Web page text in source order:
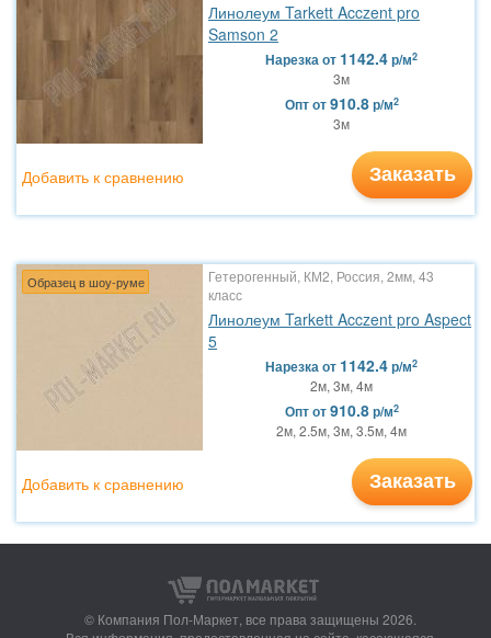
Линолеум Tarkett Acczent pro
Samson 2
Нарезкаот 1142.4р/м2
3м
Оптот910.8р/м2
3м
Заказать
Добавить к сравнению
Образец в шоу-руме
Гетерогенный, КМ2, Россия, 2мм, 43
класс
Линолеум Tarkett Acczent pro Aspect
5
Нарезкаот 1142.4р/м2
2м, 3м, 4м
Оптот910.8р/м2
2м, 2.5м, 3м, 3.5м, 4м
Заказать
Добавить к сравнению
© Компания Пол-Маркет, все права защищены 2026.